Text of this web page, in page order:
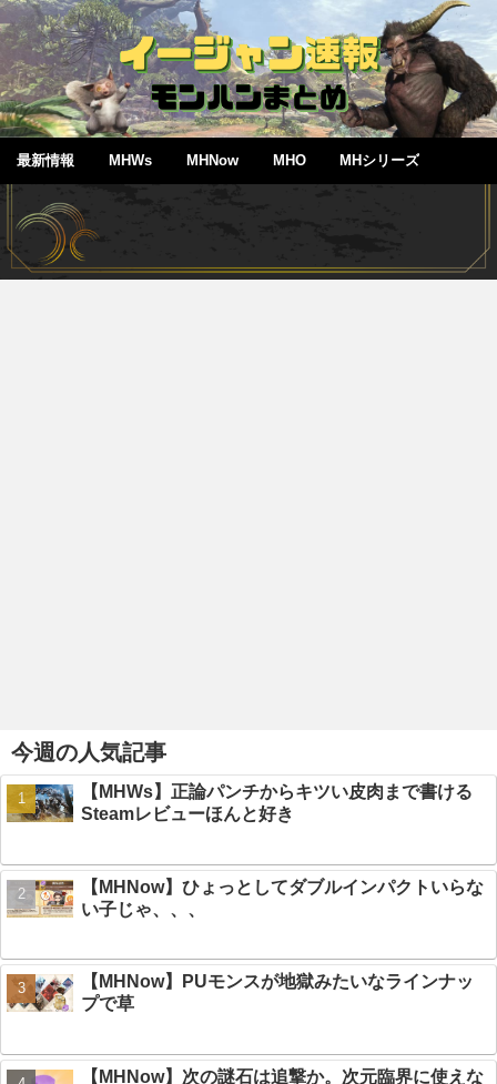
最新情報 MHWs MHNow MHO MHシリーズ
今週の人気記事
【MHWs】正論パンチからキツい皮肉まで書ける
Steamレビューほんと好き
【MHNow】ひょっとしてダブルインパクトいらな
い子じゃ、、、
【MHNow】PUモンスが地獄みたいなラインナッ
プで草
【MHNow】次の謎石は追撃か。次元臨界に使えな